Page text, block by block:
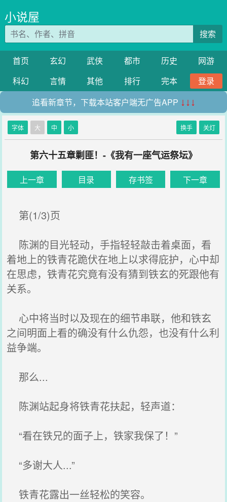
小说屋
搜索
首页 玄幻 武侠 都市 历史
网游
科幻
言情 其他 排行 完本
登录
追看新章节，下载本站客户端无广告APP ↓↓↓
字体 大 中 小 换手 关灯
第六十五章剿匪！-《我有一座气运祭坛》
上一章 目录 存书签 下一章
第(1/3)页
陈渊的目光轻动，手指轻轻敲击着桌面，看
着地上的铁青花跪伏在地上以求得庇护，心中却
在思虑，铁青花究竟有没有猜到铁玄的死跟他有
关系。
心中将当时以及现在的细节串联，他和铁玄
之间明面上看的确没有什么仇怨，也没有什么利
益争端。
那么...
陈渊站起身将铁青花扶起，轻声道：
“看在铁兄的面子上，铁家我保了！”
“多谢大人...”
铁青花露出一丝轻松的笑容。